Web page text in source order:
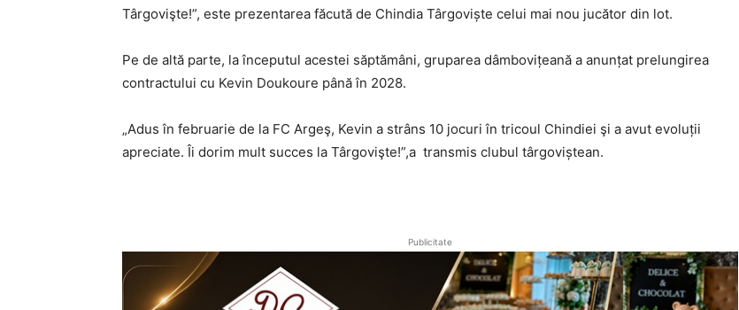
Târgovişte!”, este prezentarea făcută de Chindia Târgoviște celui mai nou jucător din lot.
Pe de altă parte, la începutul acestei săptămâni, gruparea dâmbovițeană a anunțat prelungirea
contractului cu Kevin Doukoure până în 2028.
„Adus în februarie de la FC Argeş, Kevin a strâns 10 jocuri în tricoul Chindiei şi a avut evoluții
apreciate. Îi dorim mult succes la Târgovişte!”,a transmis clubul târgoviștean.
Publicitate